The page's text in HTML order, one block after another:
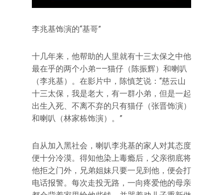
李兆基饰演的“基哥”
十几年来，他帮助的人里就有十三太保之中他
最在乎的两个小弟——猫仔（陈振辉）和喇叭
（李兆基）。在影片中，陈慎芝说：“慈云山
十三太保，我是老大，有一群小弟，但是一起
出生入死、不离不弃的只有猫仔（张晋饰演）
和喇叭（林家栋饰演）。”
自从加入黑社会，喇叭李兆基的家人对其态度
便十分冷漠。得知他染上毒瘾后，父亲彻底将
他拒之门外，兄弟姐妹只要一见到他，便会打
电话报警。每次走投无路，一向疼爱他的母亲